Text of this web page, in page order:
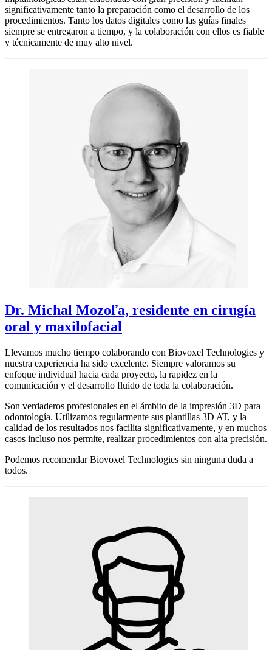
significativamente tanto la preparación como el desarrollo de los
procedimientos. Tanto los datos digitales como las guías finales
siempre se entregaron a tiempo, y la colaboración con ellos es fiable
y técnicamente de muy alto nivel.
Dr. Michal Mozoľa, residente en cirugía
oral y maxilofacial
Llevamos mucho tiempo colaborando con Biovoxel Technologies y
nuestra experiencia ha sido excelente. Siempre valoramos su
enfoque individual hacia cada proyecto, la rapidez en la
comunicación y el desarrollo fluido de toda la colaboración.
Son verdaderos profesionales en el ámbito de la impresión 3D para
odontología. Utilizamos regularmente sus plantillas 3D AT, y la
calidad de los resultados nos facilita significativamente, y en muchos
casos incluso nos permite, realizar procedimientos con alta precisión.
Podemos recomendar Biovoxel Technologies sin ninguna duda a
todos.